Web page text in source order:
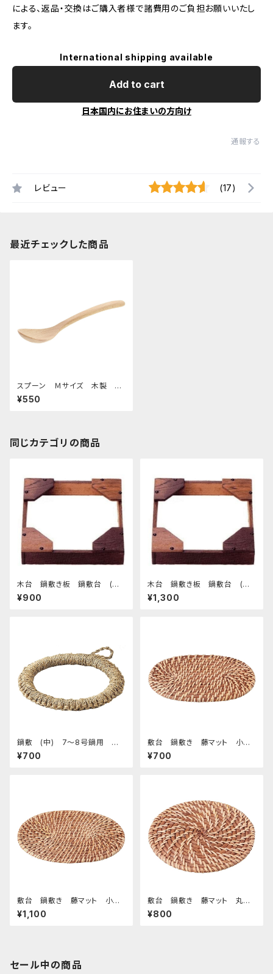
による、返品・交換はご購入者様で諸費用のご負担お願いいたし
ます。
International shipping available
Add to cart
日本国内にお住まいの方向け
通報する
レビュー (17)
最近チェックした商品
スプーン Ｍサイズ 木製 ビ
ーチ
¥550
同じカテゴリの商品
木台 鍋敷き板 鍋敷台 (小)
¥900
木台 鍋敷き板 鍋敷台 (大)
¥1,300
鍋敷 (中) 7～8号鍋用 イ
草
¥700
敷台 鍋敷き 藤マット 小
判 20
¥700
敷台 鍋敷き 藤マット 小
判 26
¥1,100
敷台 鍋敷き 藤マット 丸 1
6
¥800
セール中の商品